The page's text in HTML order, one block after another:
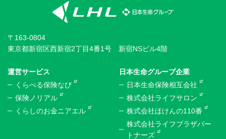
〒163-0804
東京都新宿区西新宿2丁目4番1号 新宿NSビル4階
運営サービス
くらべる保険なび
保険ノリアル
くらしのお金ニアエル
日本生命グループ企業
日本生命保険相互会社
株式会社ライフサロン
株式会社ほけんの110番
株式会社ライフプラザパー
トナーズ